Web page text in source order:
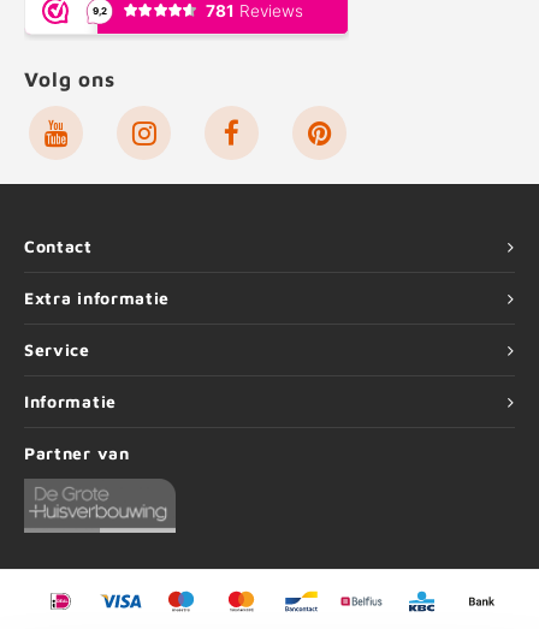
Volg ons
Contact
Extra informatie
Service
Informatie
Partner van